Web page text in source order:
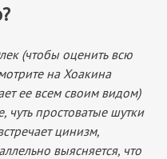
(чтобы оценить всю
на Хоакина
ее всем своим видом)
чуть простоватые шутки
цинизм,
выясняется, что